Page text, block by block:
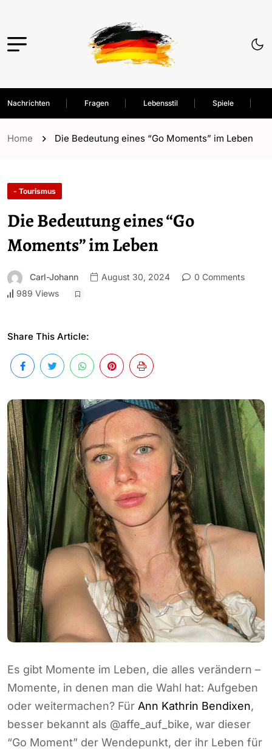
Nachrichten Fragen Lebensstil Spiele
Home Die Bedeutung eines “Go Moments” im Leben
- Tourismus
Die Bedeutung eines “Go
Moments” im Leben
Carl-Johann August 30, 2024
0 Comments
989 Views
Share This Article:
Es gibt Momente im Leben, die alles verändern –
Momente, in denen man die Wahl hat: Aufgeben
oder weitermachen? Für Ann Kathrin Bendixen,
besser bekannt als @affe_auf_bike, war dieser
“Go Moment” der Wendepunkt, der ihr Leben für